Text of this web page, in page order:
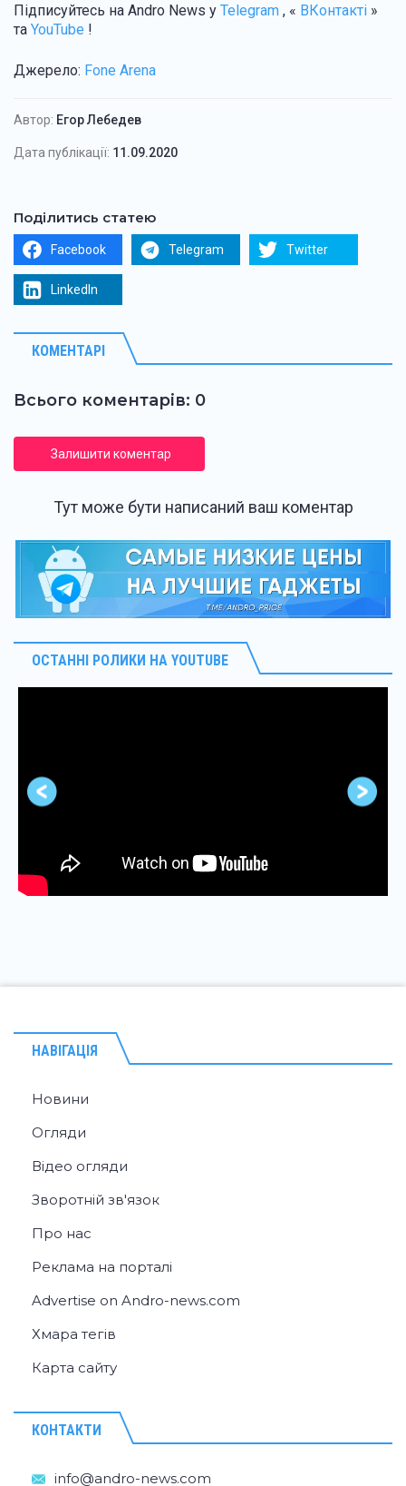
Підписуйтесь на Andro News у Telegram , « ВКонтакті »
та YouTube !
Джерело: Fone Arena
Автор: Егор Лебедев
Дата публікації: 11.09.2020
Поділитись статею
Facebook Telegram Twitter
LinkedIn
КОМЕНТАРІ
Всього коментарів: 0
Залишити коментар
Тут може бути написаний ваш коментар
ОСТАННІ РОЛИКИ НА YOUTUBE
НАВІГАЦІЯ
Новини
Огляди
Відео огляди
Зворотній зв'язок
Про нас
Реклама на порталі
Advertise on Andro-news.com
Хмара тегів
Карта сайту
КОНТАКТИ